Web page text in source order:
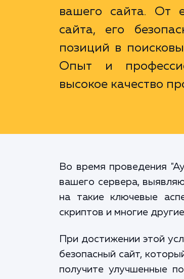
вашего сайта. От
сайта, его
позиций в
Опыт и
высокое качество
Во время проведения
вашего сервера,
на такие ключевые
скриптов и многие
При достижении этой
безопасный сайт,
получите улучшенные